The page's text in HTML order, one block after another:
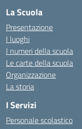
La Scuola
Presentazione
I luoghi
I numeri della scuola
Le carte della scuola
Organizzazione
La storia
I Servizi
Personale scolastico